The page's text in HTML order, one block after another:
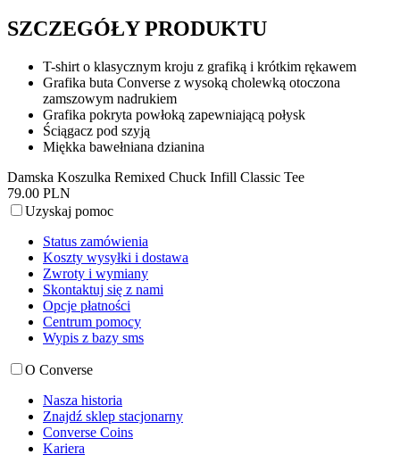
SZCZEGÓŁY PRODUKTU
T-shirt o klasycznym kroju z grafiką i krótkim rękawem
Grafika buta Converse z wysoką cholewką otoczona
zamszowym nadrukiem
Grafika pokryta powłoką zapewniającą połysk
Ściągacz pod szyją
Miękka bawełniana dzianina
Damska Koszulka Remixed Chuck Infill Classic Tee
79.00 PLN
Uzyskaj pomoc
Status zamówienia
Koszty wysyłki i dostawa
Zwroty i wymiany
Skontaktuj się z nami
Opcje płatności
Centrum pomocy
Wypis z bazy sms
O Converse
Nasza historia
Znajdź sklep stacjonarny
Converse Coins
Kariera